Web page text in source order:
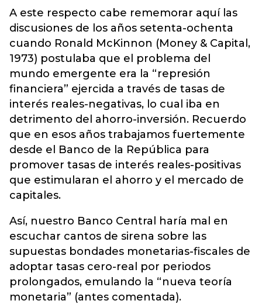
A este respecto cabe rememorar aquí las
discusiones de los años setenta-ochenta
cuando Ronald McKinnon (Money & Capital,
1973) postulaba que el problema del
mundo emergente era la “represión
financiera” ejercida a través de tasas de
interés reales-negativas, lo cual iba en
detrimento del ahorro-inversión. Recuerdo
que en esos años trabajamos fuertemente
desde el Banco de la República para
promover tasas de interés reales-positivas
que estimularan el ahorro y el mercado de
capitales.
Así, nuestro Banco Central haría mal en
escuchar cantos de sirena sobre las
supuestas bondades monetarias-fiscales de
adoptar tasas cero-real por periodos
prolongados, emulando la “nueva teoría
monetaria” (antes comentada).